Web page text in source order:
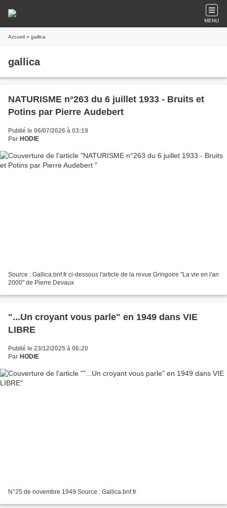
MENU
Accueil » gallica
gallica
NATURISME n°263 du 6 juillet 1933 - Bruits et
Potins par Pierre Audebert
Publié le 06/07/2026 à 03:19
Par HODIE
Source : Gallica.bnf.fr ci-dessous l'article de la revue Gringoire "La vie en l'an
2000" de Pierre Devaux
"...Un croyant vous parle" en 1949 dans VIE
LIBRE
Publié le 23/12/2025 à 06:20
Par HODIE
N°25 de novembre 1949 Source : Gallica.bnf.fr